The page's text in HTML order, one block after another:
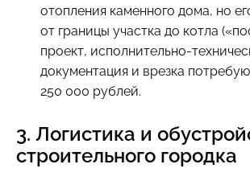
отопления каменного дома, но
от границы участка до котла
проект, исполнительно-
документация и врезка
250 000 рублей.
3. Логистика и
строительного городка